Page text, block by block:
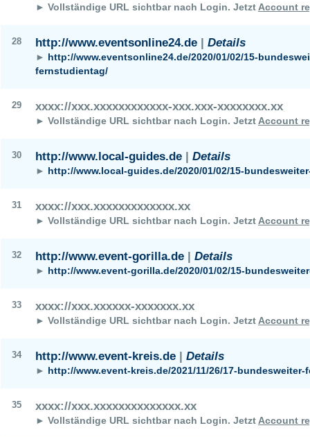
► Vollständige URL sichtbar nach Login. Jetzt Account
28 http://www.eventsonline24.de | Details
► http://www.eventsonline24.de/2020/01/02/15-
fernstudientag/
29 xxxx://xxx.xxxxxxxxxxxx-xxx.xxx-xxxxxxxx.xx
► Vollständige URL sichtbar nach Login. Jetzt Account
30 http://www.local-guides.de | Details
► http://www.local-guides.de/2020/01/02/15-
31 xxxx://xxx.xxxxxxxxxxxxx.xx
► Vollständige URL sichtbar nach Login. Jetzt Account
32 http://www.event-gorilla.de | Details
► http://www.event-gorilla.de/2020/01/02/15-
33 xxxx://xxx.xxxxxx-xxxxxxx.xx
► Vollständige URL sichtbar nach Login. Jetzt Account
34 http://www.event-kreis.de | Details
► http://www.event-kreis.de/2021/11/26/17-
35 xxxx://xxx.xxxxxxxxxxxxxx.xx
► Vollständige URL sichtbar nach Login. Jetzt Account